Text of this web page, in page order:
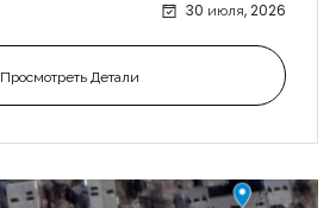
30 июля, 2026
Просмотреть Детали